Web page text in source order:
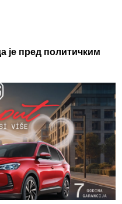
је пред политичким